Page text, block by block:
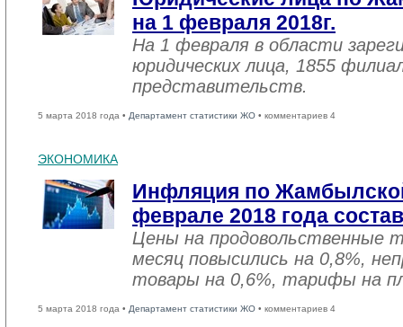
на 1 февраля 2018г.
На 1 февраля в области
юридических лица, 1855
представительств.
5 марта 2018 года • Департамент статистики ЖО • комментариев 4
ЭКОНОМИКА
Инфляция по
феврале 2018 года
Цены на продовольственные
месяц повысились на 0,8%,
товары на 0,6%, тарифы на
5 марта 2018 года • Департамент статистики ЖО • комментариев 4